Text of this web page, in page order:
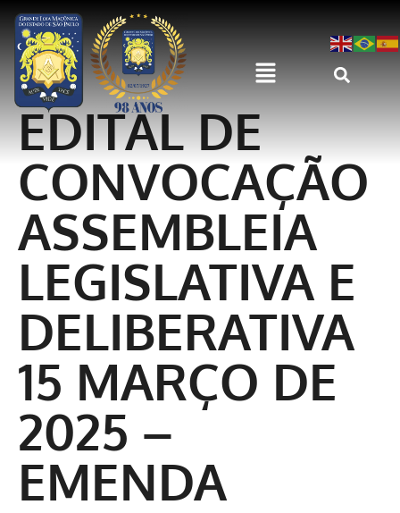
EDITAL DE
CONVOCAÇÃO
ASSEMBLEIA
LEGISLATIVA E
DELIBERATIVA
15 MARÇO DE
2025 –
EMENDA